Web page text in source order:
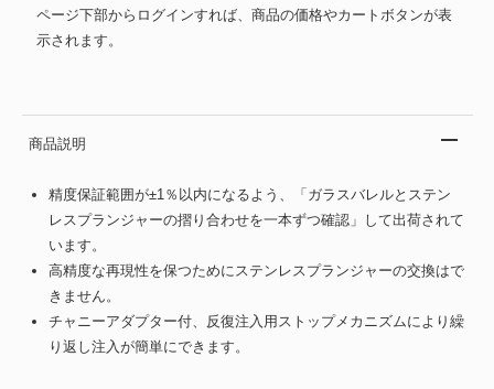
ページ下部からログインすれば、商品の価格やカートボタンが表
示されます。
商品説明
精度保証範囲が±1％以内になるよう、「ガラスバレルとステン
レスプランジャーの摺り合わせを一本ずつ確認」して出荷されて
います。
高精度な再現性を保つためにステンレスプランジャーの交換はで
きません。
チャニーアダプター付、反復注入用ストップメカニズムにより繰
り返し注入が簡単にできます。